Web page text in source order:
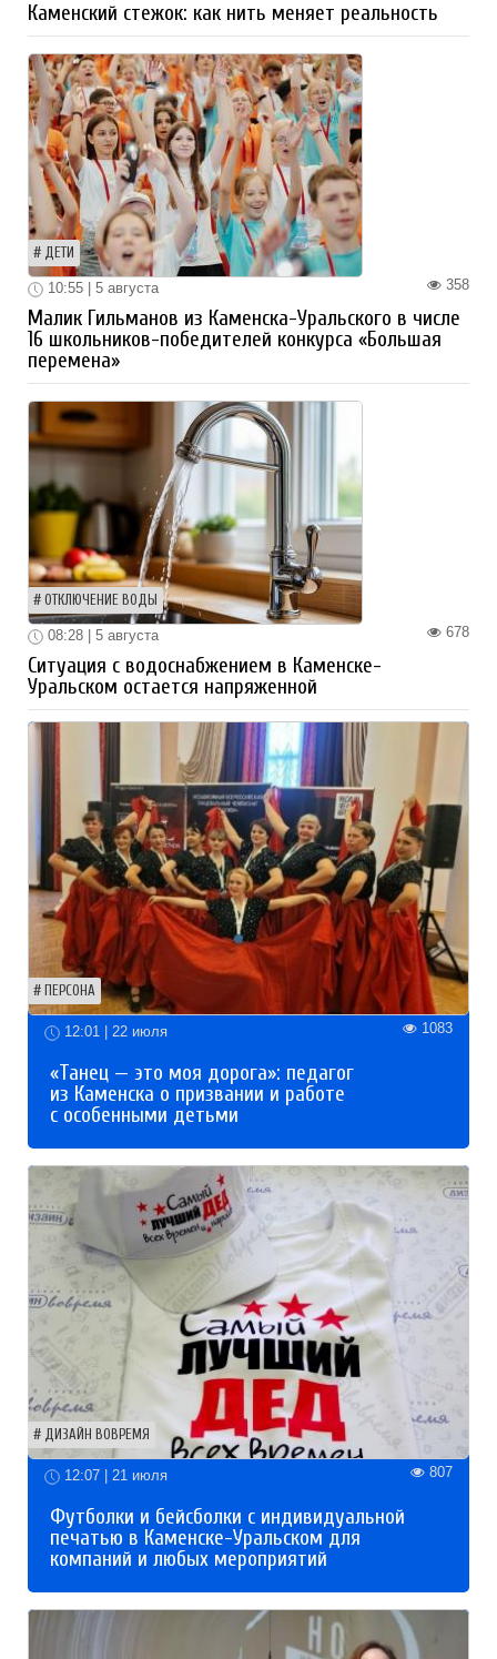
Каменский стежок: как нить меняет реальность
ДЕТИ
358
10:55 | 5 августа
Малик Гильманов из Каменска-Уральского в числе
16 школьников-победителей конкурса «Большая
перемена»
ОТКЛЮЧЕНИЕ ВОДЫ
678
08:28 | 5 августа
Ситуация с водоснабжением в Каменске-
Уральском остается напряженной
ПЕРСОНА
12:01 | 22 июля 1083
«Танец — это моя дорога»: педагог
из Каменска о призвании и работе
с особенными детьми
ДИЗАЙН ВОВРЕМЯ
12:07 | 21 июля 807
Футболки и бейсболки с индивидуальной
печатью в Каменске-Уральском для
компаний и любых мероприятий